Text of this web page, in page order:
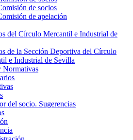
de socios
de apelación
del Círculo Mercantil e Industrial de
de la Sección Deportiva del Círculo
e Industrial de Sevilla
Normativas
del socio. Sugerencias